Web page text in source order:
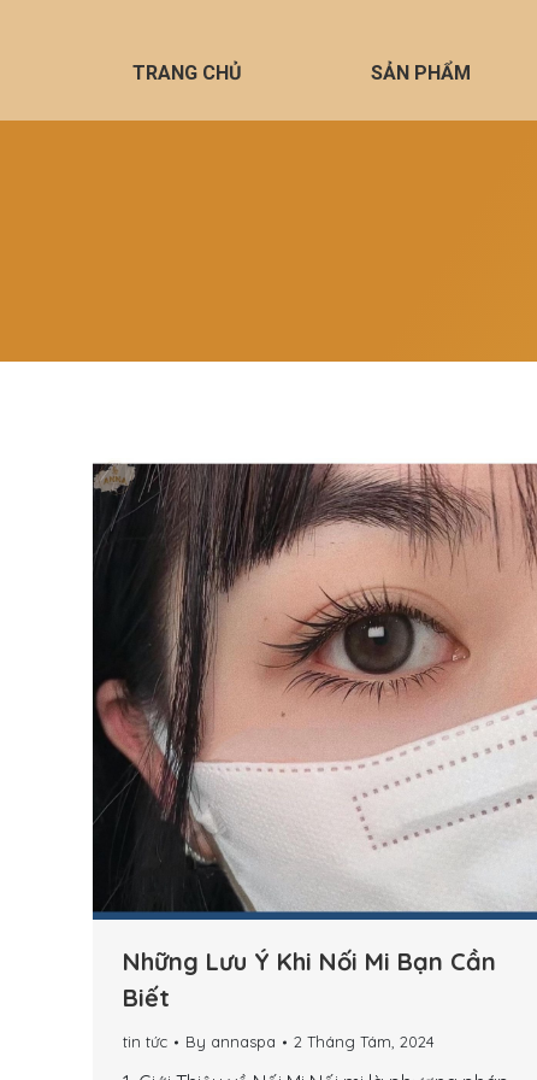
TRANG CHỦ SẢN PHẨM
Những Lưu Ý Khi Nối Mi Bạn Cần
Biết
tin tức By annaspa 2 Tháng Tám, 2024